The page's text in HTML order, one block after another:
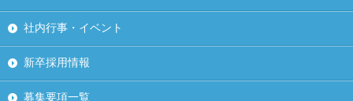
社内行事・イベント
新卒採用情報
募集要項一覧